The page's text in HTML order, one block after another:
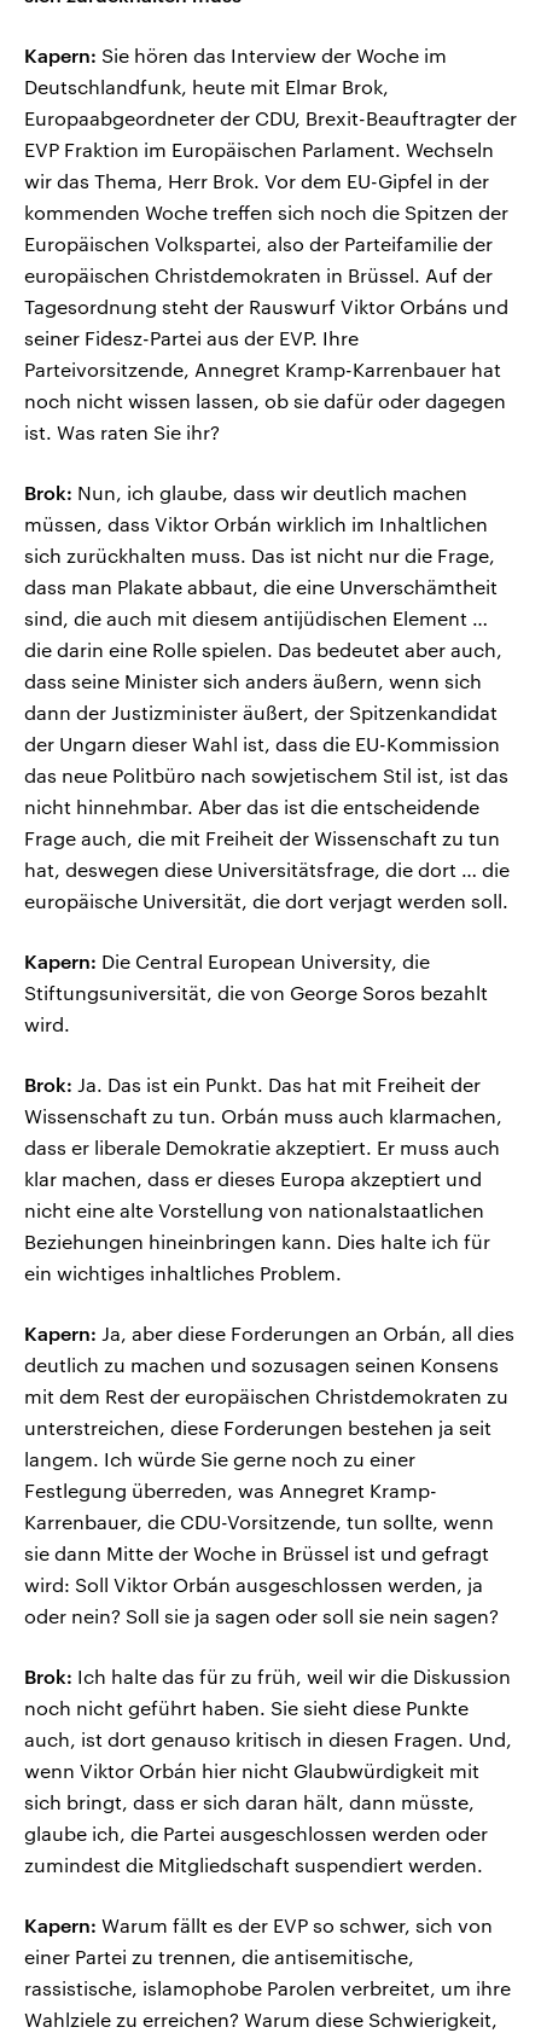
Kapern: Sie hören das Interview der Woche im
Deutschlandfunk, heute mit Elmar Brok,
Europaabgeordneter der CDU, Brexit-Beauftragter der
EVP Fraktion im Europäischen Parlament. Wechseln
wir das Thema, Herr Brok. Vor dem EU-Gipfel in der
kommenden Woche treffen sich noch die Spitzen der
Europäischen Volkspartei, also der Parteifamilie der
europäischen Christdemokraten in Brüssel. Auf der
Tagesordnung steht der Rauswurf Viktor Orbáns und
seiner Fidesz-Partei aus der EVP. Ihre
Parteivorsitzende, Annegret Kramp-Karrenbauer hat
noch nicht wissen lassen, ob sie dafür oder dagegen
ist. Was raten Sie ihr?
Brok: Nun, ich glaube, dass wir deutlich machen
müssen, dass Viktor Orbán wirklich im Inhaltlichen
sich zurückhalten muss. Das ist nicht nur die Frage,
dass man Plakate abbaut, die eine Unverschämtheit
sind, die auch mit diesem antijüdischen Element …
die darin eine Rolle spielen. Das bedeutet aber auch,
dass seine Minister sich anders äußern, wenn sich
dann der Justizminister äußert, der Spitzenkandidat
der Ungarn dieser Wahl ist, dass die EU-Kommission
das neue Politbüro nach sowjetischem Stil ist, ist das
nicht hinnehmbar. Aber das ist die entscheidende
Frage auch, die mit Freiheit der Wissenschaft zu tun
hat, deswegen diese Universitätsfrage, die dort … die
europäische Universität, die dort verjagt werden soll.
Kapern: Die Central European University, die
Stiftungsuniversität, die von George Soros bezahlt
wird.
Brok: Ja. Das ist ein Punkt. Das hat mit Freiheit der
Wissenschaft zu tun. Orbán muss auch klarmachen,
dass er liberale Demokratie akzeptiert. Er muss auch
klar machen, dass er dieses Europa akzeptiert und
nicht eine alte Vorstellung von nationalstaatlichen
Beziehungen hineinbringen kann. Dies halte ich für
ein wichtiges inhaltliches Problem.
Kapern: Ja, aber diese Forderungen an Orbán, all dies
deutlich zu machen und sozusagen seinen Konsens
mit dem Rest der europäischen Christdemokraten zu
unterstreichen, diese Forderungen bestehen ja seit
langem. Ich würde Sie gerne noch zu einer
Festlegung überreden, was Annegret Kramp-
Karrenbauer, die CDU-Vorsitzende, tun sollte, wenn
sie dann Mitte der Woche in Brüssel ist und gefragt
wird: Soll Viktor Orbán ausgeschlossen werden, ja
oder nein? Soll sie ja sagen oder soll sie nein sagen?
Brok: Ich halte das für zu früh, weil wir die Diskussion
noch nicht geführt haben. Sie sieht diese Punkte
auch, ist dort genauso kritisch in diesen Fragen. Und,
wenn Viktor Orbán hier nicht Glaubwürdigkeit mit
sich bringt, dass er sich daran hält, dann müsste,
glaube ich, die Partei ausgeschlossen werden oder
zumindest die Mitgliedschaft suspendiert werden.
Kapern: Warum fällt es der EVP so schwer, sich von
einer Partei zu trennen, die antisemitische,
rassistische, islamophobe Parolen verbreitet, um ihre
Wahlziele zu erreichen? Warum diese Schwierigkeit,